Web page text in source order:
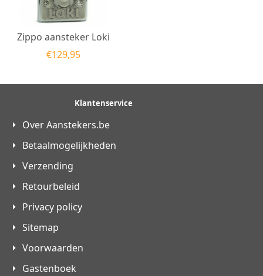
Zippo aansteker Loki
€129,95
Klantenservice
Over Aanstekers.be
Betaalmogelijkheden
Verzending
Retourbeleid
Privacy policy
Sitemap
Voorwaarden
Gastenboek